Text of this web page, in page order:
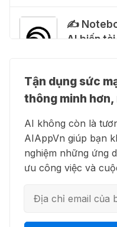
hướng
🍎 Claude
15 Thg 07
🎁 Hướng
Business
✍️
AI biến
👗
thành
💻
thông
Tận dụng sức
thông minh hơn,
AI không còn là
AIAppVn giúp bạn
nghiệm những ứng
ưu công việc và